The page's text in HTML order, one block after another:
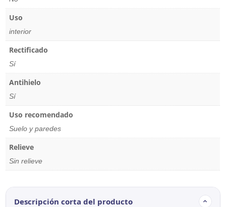
Uso
interior
Rectificado
Sí
Antihielo
Sí
Uso recomendado
Suelo y paredes
Relieve
Sin relieve
Descripción corta del producto